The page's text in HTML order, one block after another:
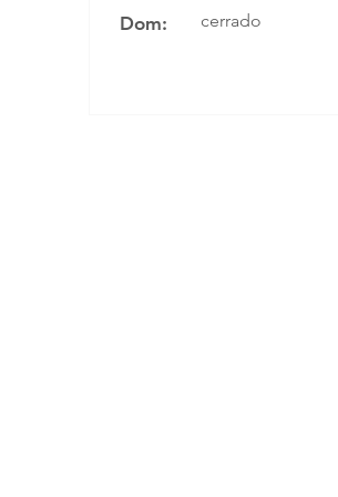
Dom: cerrado